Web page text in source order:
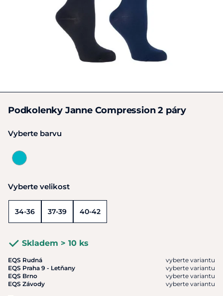
Podkolenky Janne Compression 2 páry
Vyberte barvu
Vyberte velikost
34-36 37-39 40-42
Skladem > 10 ks
EQS Rudná
vyberte variantu
EQS Praha 9 - Letňany
vyberte variantu
EQS Brno
vyberte variantu
EQS Závody
vyberte variantu